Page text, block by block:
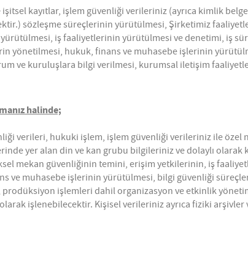
kayıtlar, işlem güvenliği verileriniz (ayrıca kimlik
sözleşme süreçlerinin yürütülmesi, Şirketimiz
iş faaliyetlerinin yürütülmesi ve denetimi, iş
yönetilmesi, hukuk, finans ve muhasebe işlerinin
ve kuruluşlara bilgi verilmesi, kurumsal iletişim
halinde;
verileri, hukuki işlem, işlem güvenliği verileriniz ile özel
yer alan din ve kan grubu bilgileriniz ve dolaylı
mekan güvenliğinin temini, erişim yetkilerinin, iş
ve muhasebe işlerinin yürütülmesi, bilgi güvenliği
işlemleri dahil organizasyon ve etkinlik
işlenebilecektir. Kişisel verileriniz ayrıca fiziki arşivler